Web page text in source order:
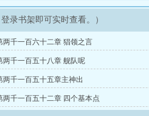
录书架即可实时查看。）
两千一百六十二章 猖领之言
两千一百五十八章 舰队呢
两千一百五十五章主神出
两千一百五十二章 四个基本点